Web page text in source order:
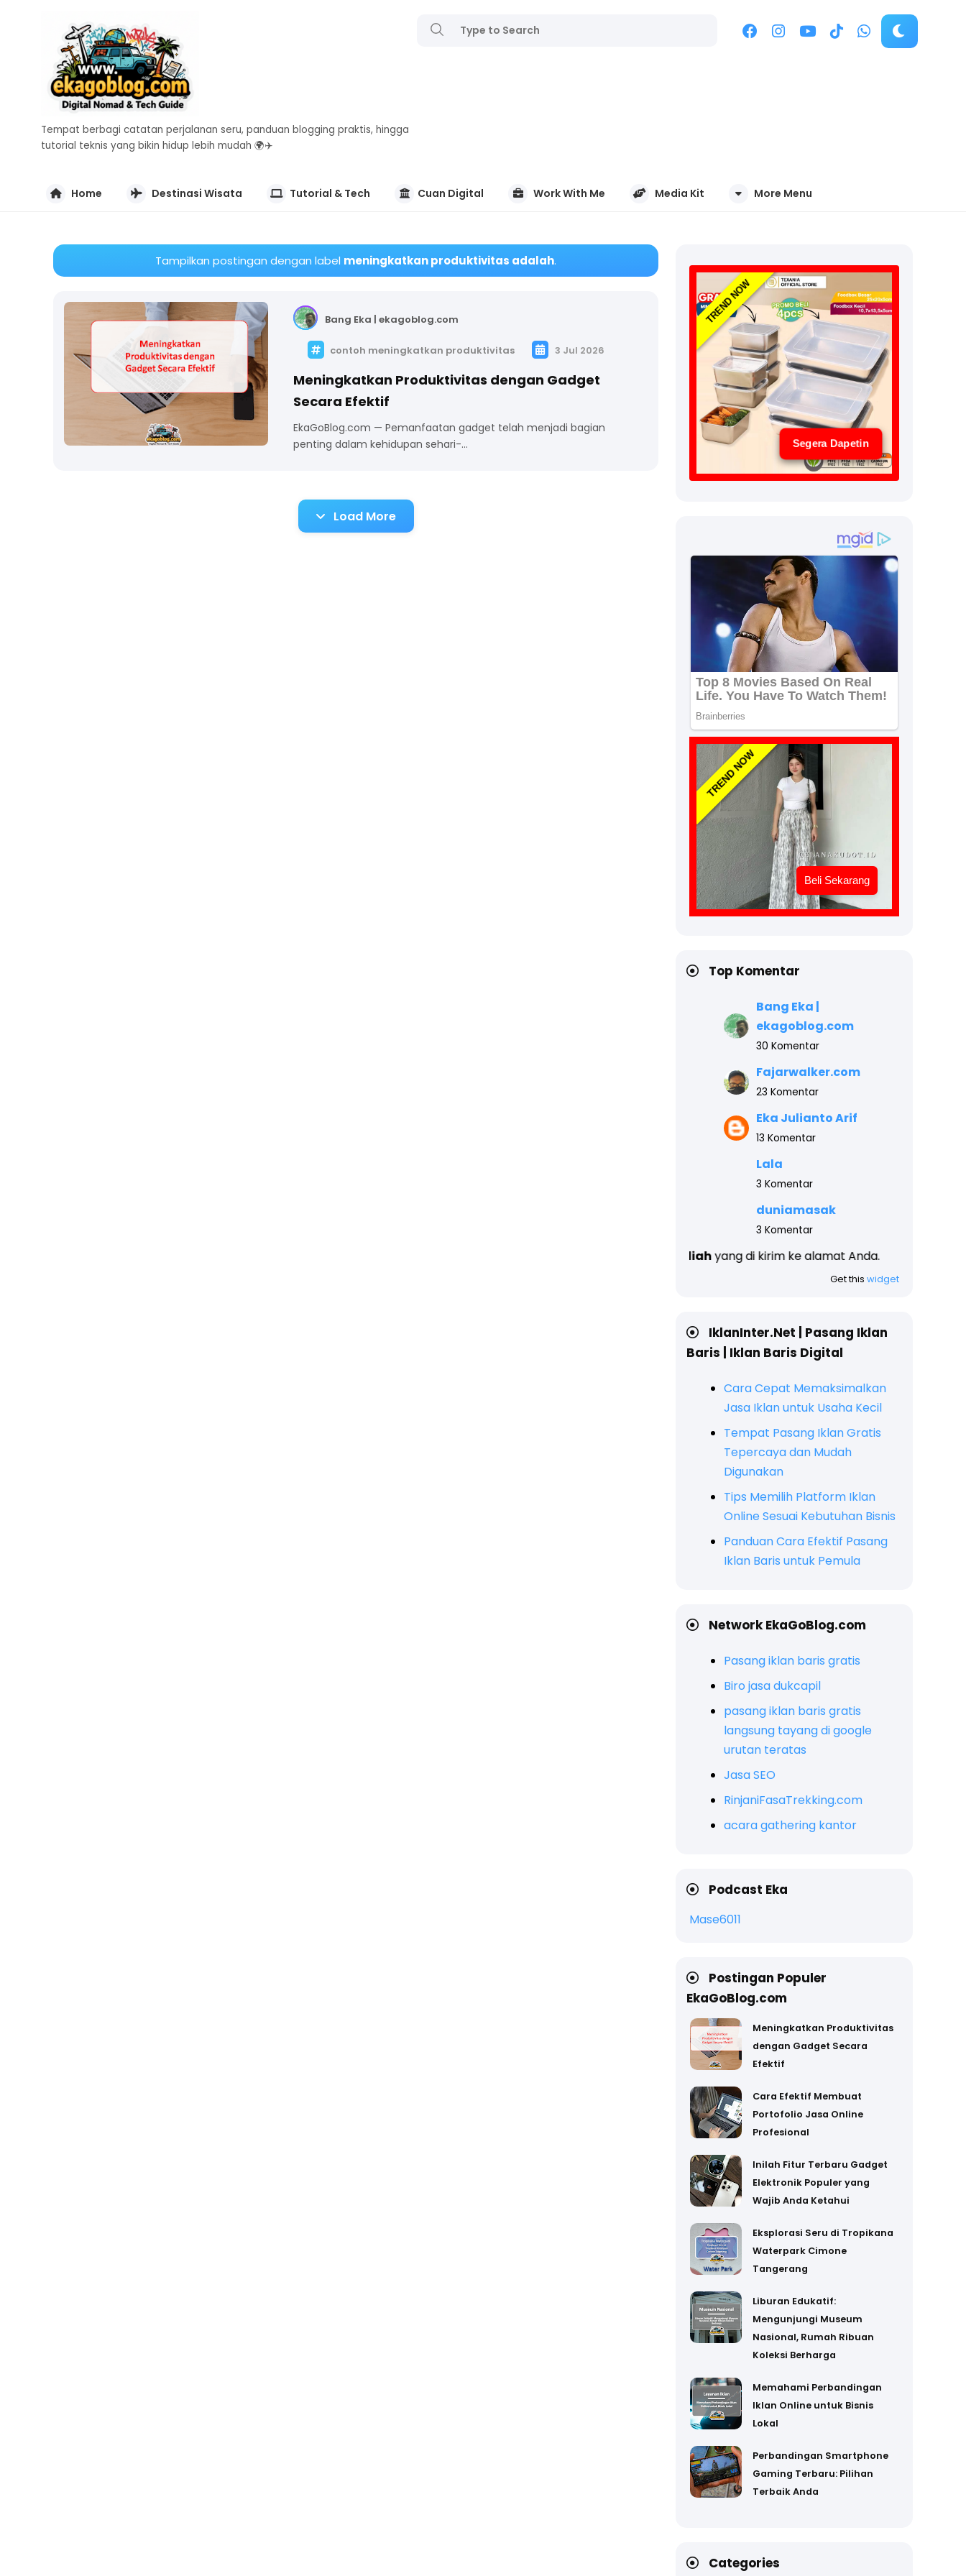
Tempat berbagi catatan perjalanan seru, panduan blogging praktis, hingga
tutorial teknis yang bikin hidup lebih mudah 🌍✈️
Home Destinasi Wisata Tutorial & Tech Cuan Digital Work With Me Media Kit More Menu
Tampilkan postingan dengan label meningkatkan produktivitas adalah.
Bang Eka | ekagoblog.com
contoh meningkatkan produktivitas 3 Jul 2026
Meningkatkan Produktivitas dengan Gadget
Secara Efektif
EkaGoBlog.com — Pemanfaatan gadget telah menjadi bagian
penting dalam kehidupan sehari-…
Load More
TREND NOW
Segera Dapetin
TREND NOW
Beli Sekarang
Top Komentar
Bang Eka |
ekagoblog.com
30 Komentar
Fajarwalker.com
23 Komentar
Eka Julianto Arif
13 Komentar
Lala
3 Komentar
duniamasak
3 Komentar
yang di kirim ke alamat Anda.
Get this widget
IklanInter.Net | Pasang Iklan
Baris | Iklan Baris Digital
Cara Cepat Memaksimalkan
Jasa Iklan untuk Usaha Kecil
Tempat Pasang Iklan Gratis
Tepercaya dan Mudah
Digunakan
Tips Memilih Platform Iklan
Online Sesuai Kebutuhan Bisnis
Panduan Cara Efektif Pasang
Iklan Baris untuk Pemula
Network EkaGoBlog.com
Pasang iklan baris gratis
Biro jasa dukcapil
pasang iklan baris gratis
langsung tayang di google
urutan teratas
Jasa SEO
RinjaniFasaTrekking.com
acara gathering kantor
Podcast Eka
Mase6011
Postingan Populer
EkaGoBlog.com
Meningkatkan Produktivitas
dengan Gadget Secara
Efektif
Cara Efektif Membuat
Portofolio Jasa Online
Profesional
Inilah Fitur Terbaru Gadget
Elektronik Populer yang
Wajib Anda Ketahui
Eksplorasi Seru di Tropikana
Waterpark Cimone
Tangerang
Liburan Edukatif:
Mengunjungi Museum
Nasional, Rumah Ribuan
Koleksi Berharga
Memahami Perbandingan
Iklan Online untuk Bisnis
Lokal
Perbandingan Smartphone
Gaming Terbaru: Pilihan
Terbaik Anda
Categories